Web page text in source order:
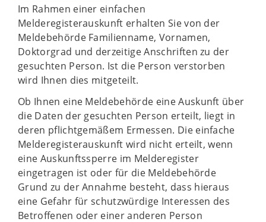
Im Rahmen einer einfachen
Melderegisterauskunft erhalten Sie von der
Meldebehörde Familienname, Vornamen,
Doktorgrad und derzeitige Anschriften zu der
gesuchten Person. Ist die Person verstorben
wird Ihnen dies mitgeteilt.
Ob Ihnen eine Meldebehörde eine Auskunft über
die Daten der gesuchten Person erteilt, liegt in
deren pflichtgemäßem Ermessen. Die einfache
Melderegisterauskunft wird nicht erteilt, wenn
eine Auskunftssperre im Melderegister
eingetragen ist oder für die Meldebehörde
Grund zu der Annahme besteht, dass hieraus
eine Gefahr für schutzwürdige Interessen des
Betroffenen oder einer anderen Person